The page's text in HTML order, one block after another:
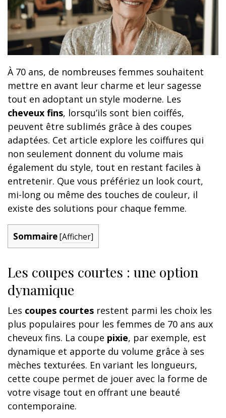
À 70 ans, de nombreuses femmes souhaitent
mettre en avant leur charme et leur sagesse
tout en adoptant un style moderne. Les
cheveux fins, lorsqu’ils sont bien coiffés,
peuvent être sublimés grâce à des coupes
adaptées. Cet article explore les coiffures qui
non seulement donnent du volume mais
également du style, tout en restant faciles à
entretenir. Que vous préfériez un look court,
mi-long ou même des touches de couleur, il
existe des solutions pour chaque femme.
Sommaire[Afficher]
Les coupes courtes : une option
dynamique
Les coupes courtes restent parmi les choix les
plus populaires pour les femmes de 70 ans aux
cheveux fins. La coupe pixie, par exemple, est
dynamique et apporte du volume grâce à ses
mèches texturées. En variant les longueurs,
cette coupe permet de jouer avec la forme de
votre visage tout en offrant une beauté
contemporaine.